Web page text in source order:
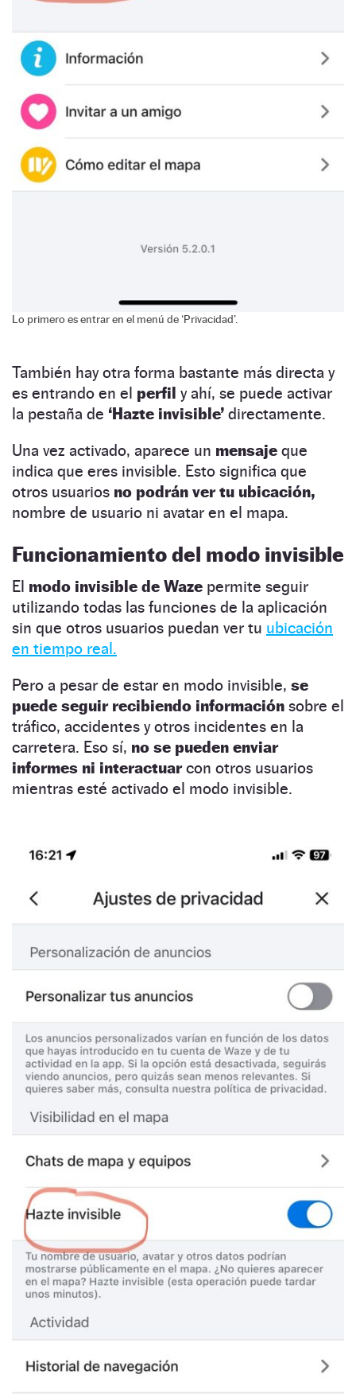
Lo primero es entrar en el menú de ‘Privacidad’.
También hay otra forma bastante más directa y
es entrando en el perfil y ahí, se puede activar
la pestaña de ‘Hazte invisible’ directamente.
Una vez activado, aparece un mensaje que
indica que eres invisible. Esto significa que
otros usuarios no podrán ver tu ubicación,
nombre de usuario ni avatar en el mapa.
Funcionamiento del modo invisible
El modo invisible de Waze permite seguir
utilizando todas las funciones de la aplicación
sin que otros usuarios puedan ver tu ubicación
en tiempo real.
Pero a pesar de estar en modo invisible, se
puede seguir recibiendo información sobre el
tráfico, accidentes y otros incidentes en la
carretera. Eso sí, no se pueden enviar
informes ni interactuarcon otros usuarios
mientras esté activado el modo invisible.